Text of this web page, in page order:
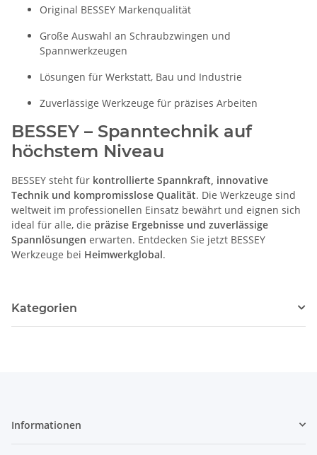
Original BESSEY Markenqualität
Große Auswahl an Schraubzwingen und
Spannwerkzeugen
Lösungen für Werkstatt, Bau und Industrie
Zuverlässige Werkzeuge für präzises Arbeiten
BESSEY – Spanntechnik auf
höchstem Niveau
BESSEY steht für kontrollierte Spannkraft, innovative
Technik und kompromisslose Qualität. Die Werkzeuge sind
weltweit im professionellen Einsatz bewährt und eignen sich
ideal für alle, die präzise Ergebnisse und zuverlässige
Spannlösungen erwarten. Entdecken Sie jetzt BESSEY
Werkzeuge bei Heimwerkglobal.
Kategorien
Informationen